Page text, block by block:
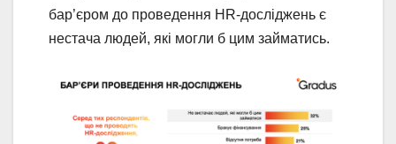
бар’єром до проведення HR-досліджень є
нестача людей, які могли б цим займатись.